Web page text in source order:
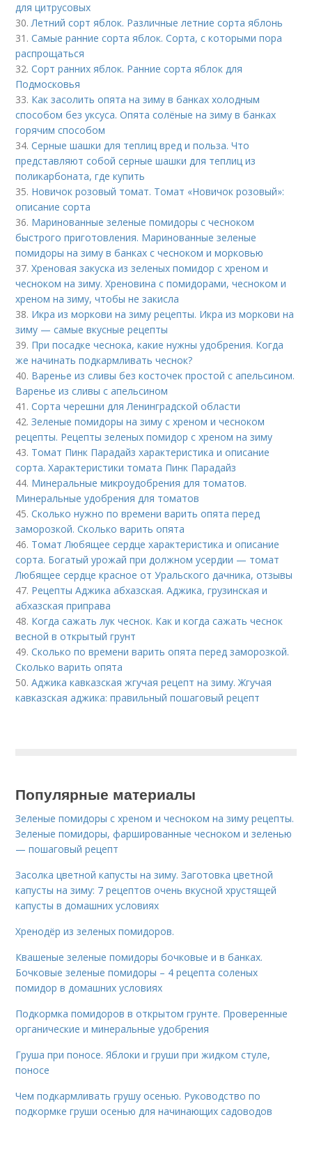
для цитрусовых
30.Летний сорт яблок. Различные летние сорта яблонь
31.Самые ранние сорта яблок. Сорта, с которыми пора
распрощаться
32.Сорт ранних яблок. Ранние сорта яблок для
Подмосковья
33. Как засолить опята на зиму в банках холодным
способом без уксуса. Опята солёные на зиму в банках
горячим способом
34.Серные шашки для теплиц вред и польза. Что
представляют собой серные шашки для теплиц из
поликарбоната, где купить
35. Новичок розовый томат. Томат «Новичок розовый»:
описание сорта
36. Маринованные зеленые помидоры с чесноком
быстрого приготовления. Маринованные зеленые
помидоры на зиму в банках с чесноком и морковью
37.Хреновая закуска из зеленых помидор с хреном и
чесноком на зиму. Хреновина с помидорами, чесноком и
хреном на зиму, чтобы не закисла
38. Икра из моркови на зиму рецепты. Икра из моркови на
зиму — самые вкусные рецепты
39. При посадке чеснока, какие нужны удобрения. Когда
же начинать подкармливать чеснок?
40. Варенье из сливы без косточек простой с апельсином.
Варенье из сливы с апельсином
41.Сорта черешни для Ленинградской области
42.Зеленые помидоры на зиму с хреном и чесноком
рецепты. Рецепты зеленых помидор с хреном на зиму
43. Томат Пинк Парадайз характеристика и описание
сорта. Характеристики томата Пинк Парадайз
44. Минеральные микроудобрения для томатов.
Минеральные удобрения для томатов
45.Сколько нужно по времени варить опята перед
заморозкой. Сколько варить опята
46. Томат Любящее сердце характеристика и описание
сорта. Богатый урожай при должном усердии — томат
Любящее сердце красное от Уральского дачника, отзывы
47. Рецепты Аджика абхазская. Аджика, грузинская и
абхазская приправа
48. Когда сажать лук чеснок. Как и когда сажать чеснок
весной в открытый грунт
49.Сколько по времени варить опята перед заморозкой.
Сколько варить опята
50.Аджика кавказская жгучая рецепт на зиму. Жгучая
кавказская аджика: правильный пошаговый рецепт
Популярные материалы
Зеленые помидоры с хреном и чесноком на зиму рецепты.
Зеленые помидоры, фаршированные чесноком и зеленью
— пошаговый рецепт
Засолка цветной капусты на зиму. Заготовка цветной
капусты на зиму: 7 рецептов очень вкусной хрустящей
капусты в домашних условиях
Хренодёр из зеленых помидоров.
Квашеные зеленые помидоры бочковые и в банках.
Бочковые зеленые помидоры – 4 рецепта соленых
помидор в домашних условиях
Подкормка помидоров в открытом грунте. Проверенные
органические и минеральные удобрения
Груша при поносе. Яблоки и груши при жидком стуле,
поносе
Чем подкармливать грушу осенью. Руководство по
подкормке груши осенью для начинающих садоводов